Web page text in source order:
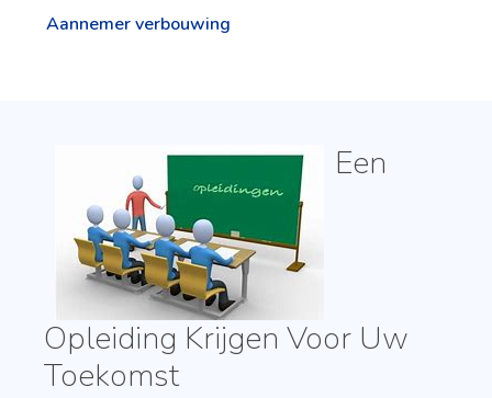
Aannemer verbouwing
Een
Opleiding Krijgen Voor Uw
Toekomst